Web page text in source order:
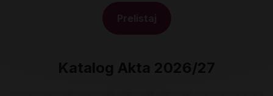
Prelistaj
Katalog Akta 2026/27